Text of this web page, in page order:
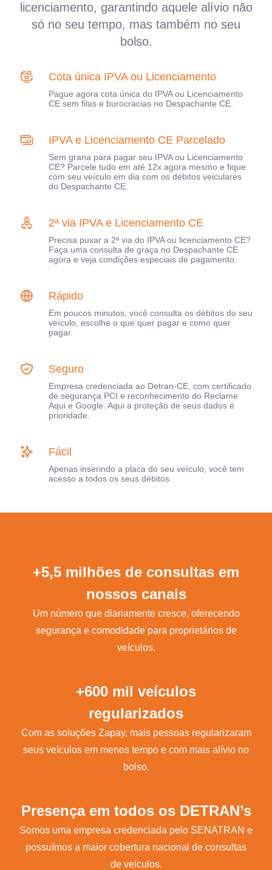
licenciamento, garantindo aquele alívio não
só no seu tempo, mas também no seu
bolso.
Cota única IPVA ou Licenciamento
Pague agora cota única do IPVA ou Licenciamento
CE sem filas e burocracias no Despachante CE.
IPVA e Licenciamento CE Parcelado
Sem grana para pagar seu IPVA ou Licenciamento
CE? Parcele tudo em até 12x agora mesmo e fique
com seu veículo em dia com os débitos veiculares
do Despachante CE.
2ª via IPVA e Licenciamento CE
Precisa puxar a 2ª via do IPVA ou licenciamento CE?
Faça uma consulta de graça no Despachante CE
agora e veja condições especiais de pagamento.
Rápido
Em poucos minutos, você consulta os débitos do seu
veículo, escolhe o que quer pagar e como quer
pagar.
Seguro
Empresa credenciada ao Detran-CE, com certificado
de segurança PCI e reconhecimento do Reclame
Aqui e Google. Aqui a proteção de seus dados é
prioridade.
Fácil
Apenas inserindo a placa do seu veículo, você tem
acesso a todos os seus débitos.
+5,5 milhões de consultas em
nossos canais
Um número que diariamente cresce, oferecendo
segurança e comodidade para proprietários de
veículos.
+600 mil veículos
regularizados
Com as soluções Zapay, mais pessoas regularizaram
seus veículos em menos tempo e com mais alívio no
bolso.
Presença em todos os DETRAN’s
Somos uma empresa credenciada pelo SENATRAN e
possuímos a maior cobertura nacional de consultas
de veículos.